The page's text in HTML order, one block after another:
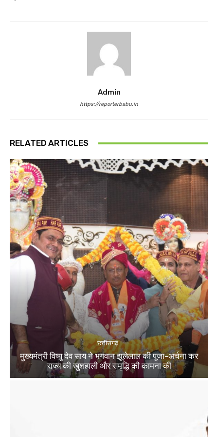
Admin
https://reporterbabu.in
RELATED ARTICLES
छत्तीसगढ़
मुख्यमंत्री विष्णु देव साय ने भगवान झूलेलाल की पूजा-अर्चना कर
राज्य की खुशहाली और समृद्धि की कामना की